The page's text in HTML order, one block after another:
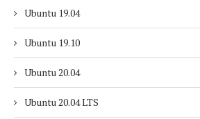
Ubuntu 19.04
Ubuntu 19.10
Ubuntu 20.04
Ubuntu 20.04 LTS